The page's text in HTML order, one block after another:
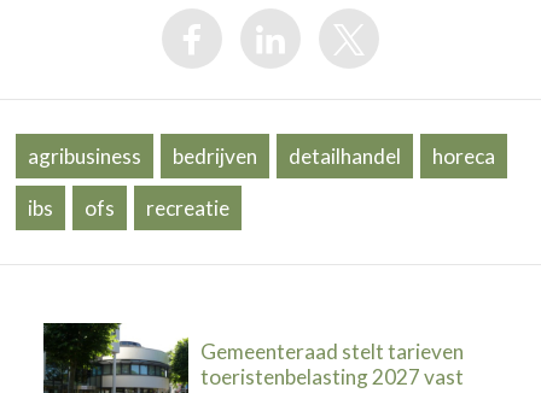
agribusiness bedrijven detailhandel horeca
ibs ofs recreatie
Gemeenteraad stelt tarieven
toeristenbelasting 2027 vast